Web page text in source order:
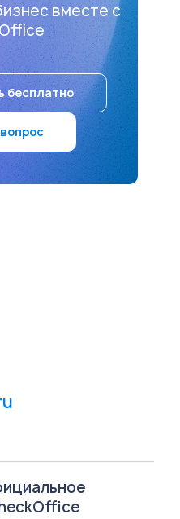
вместе с
бесплатно